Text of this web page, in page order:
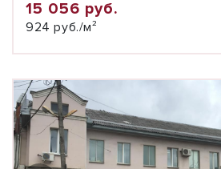
15 056 руб.
924 руб./м²